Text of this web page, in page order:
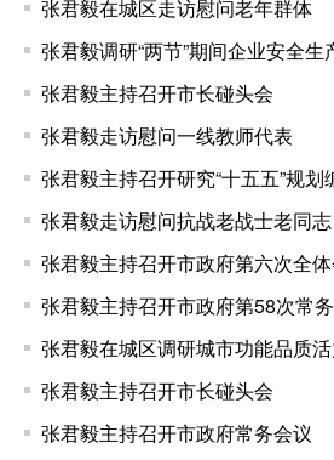
张君毅在城区走访慰问老年群体
张君毅调研“两节”期间企业安全生
张君毅主持召开市长碰头会
张君毅走访慰问一线教师代表
张君毅主持召开研究“十五五”规
张君毅走访慰问抗战老战士老同志
张君毅主持召开市政府第六次全
张君毅主持召开市政府第58次常
张君毅在城区调研城市功能品质
张君毅主持召开市长碰头会
张君毅主持召开市政府常务会议